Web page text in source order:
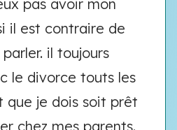
pas avoir mon
il est contraire de
il toujours
le divorce touts les
que je dois soit prêt
chez mes parents.